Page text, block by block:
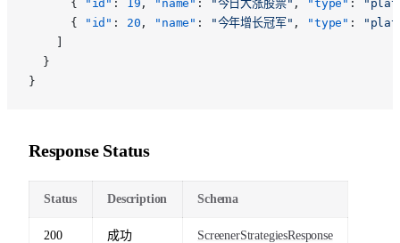
      {
"id" : 19 , "name" : "今日大涨股票" , "type" :
      {
"id" : 20 , "name" : "今年增长冠军" , "type" :
    ]
  }
}
Response Status
Status Description Schema
200 成功 ScreenerStrategiesResponse